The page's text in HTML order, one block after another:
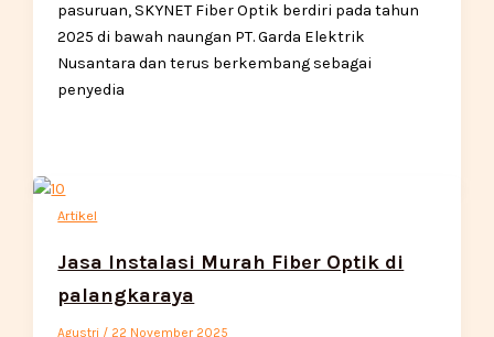
pasuruan, SKYNET Fiber Optik berdiri pada tahun
2025 di bawah naungan PT. Garda Elektrik
Nusantara dan terus berkembang sebagai
penyedia
Artikel
Jasa Instalasi Murah Fiber Optik di
palangkaraya
Agustri / 22 November 2025